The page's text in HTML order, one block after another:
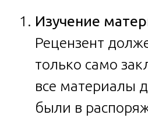
Изучение
Рецензент
только само
все материалы
были в